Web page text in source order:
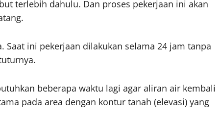
terlebih dahulu. Dan proses pekerjaan ini akan
Saat ini pekerjaan dilakukan selama 24 jam tanpa
beberapa waktu lagi agar aliran air kembali
pada area dengan kontur tanah (elevasi) yang